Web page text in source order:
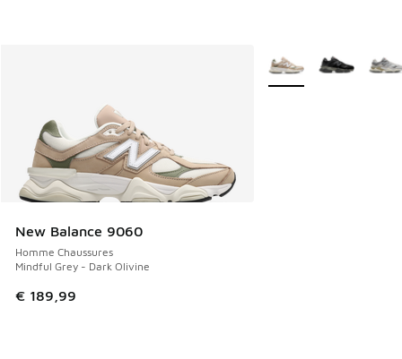
New Balance 9060
Homme Chaussures
Mindful Grey - Dark Olivine
€ 189,99
Plus de couleurs